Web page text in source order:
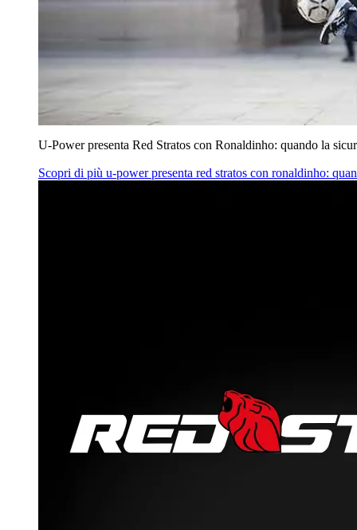
U‑Power presenta Red Stratos con Ronaldinho: quando la
Scopri di più u‑power presenta red stratos con ronaldinho: